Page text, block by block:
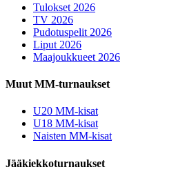
Tulokset 2026
TV 2026
Pudotuspelit 2026
Liput 2026
Maajoukkueet 2026
Muut MM-turnaukset
U20 MM-kisat
U18 MM-kisat
Naisten MM-kisat
Jääkiekkoturnaukset